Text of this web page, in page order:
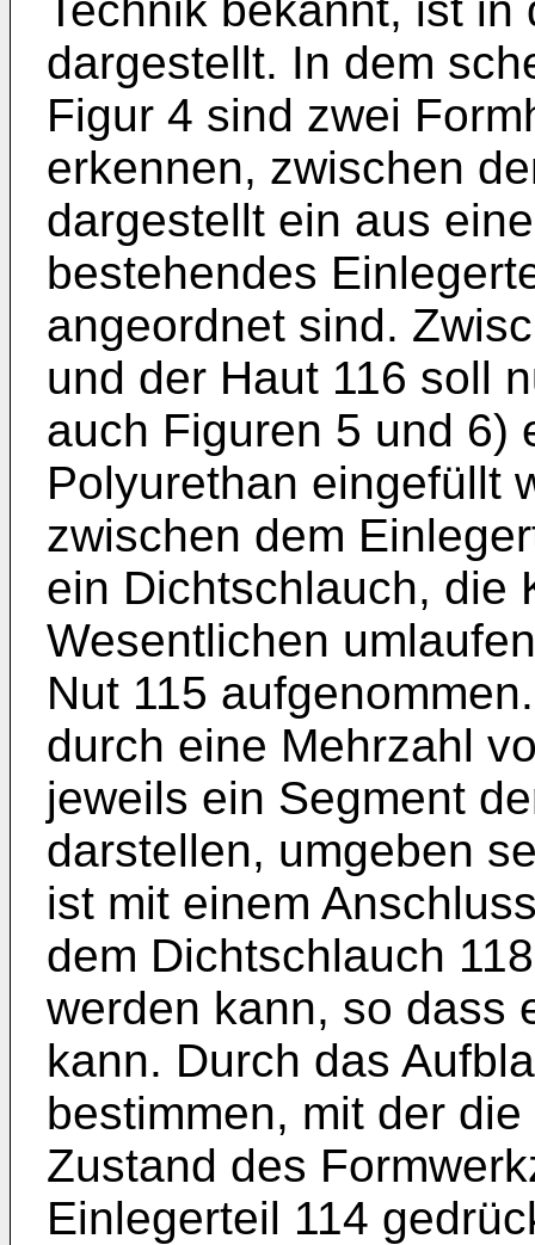
dargestellt. In dem
Figur 4 sind zwei
erkennen, zwischen
dargestellt ein aus
bestehendes
angeordnet sind.
und der Haut 116 soll
auch Figuren 5 und 6)
Polyurethan eingefüllt
zwischen dem
ein Dichtschlauch, die
Wesentlichen
Nut 115
durch eine Mehrzahl
jeweils ein Segment
darstellen, umgeben
ist mit einem
dem Dichtschlauch
werden kann, so dass
kann. Durch das
bestimmen, mit der
Zustand des
Einlegerteil 114